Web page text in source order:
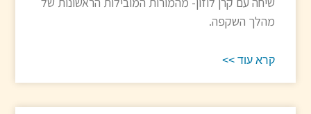
מהלך השקפה.
קרא עוד >>